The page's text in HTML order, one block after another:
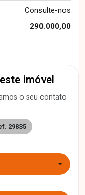
Consulte-nos
290.000,00
imóvel
o seu contato
29835